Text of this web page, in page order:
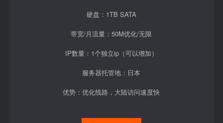
硬盘：1TB SATA
带宽/月流量：50M优化/无限
IP数量：1个独立ip（可以增加）
服务器托管地：日本
优势：优化线路，大陆访问速度快